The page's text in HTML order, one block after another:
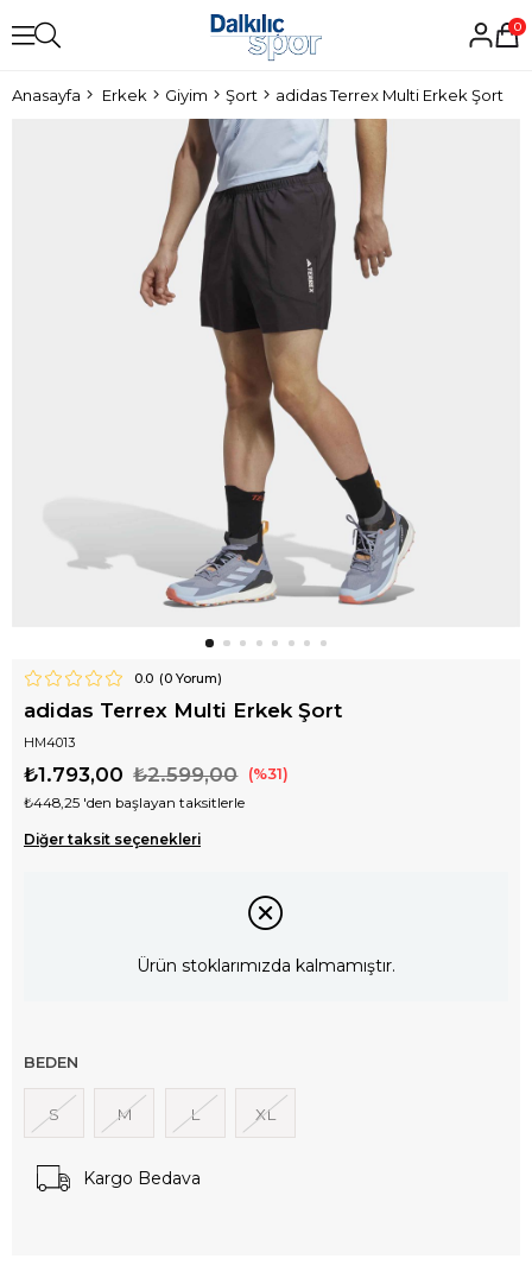
0
Anasayfa Erkek Giyim Şort adidas Terrex Multi Erkek Şort
0.0 (0Yorum)
adidas Terrex Multi Erkek Şort
HM4013
₺2.599,00
₺1.793,00 31
₺448,25 'den başlayan taksitlerle
Diğer taksit seçenekleri
Ürün stoklarımızda kalmamıştır.
BEDEN
S M L XL
Kargo Bedava